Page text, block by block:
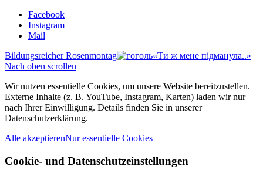
Facebook
Instagram
Mail
Bildungsreicher Rosenmontag
«Ти ж мене пiдманула..»
Nach oben scrollen
Wir nutzen essentielle Cookies, um unsere Website bereitzustellen.
Externe Inhalte (z. B. YouTube, Instagram, Karten) laden wir nur
nach Ihrer Einwilligung. Details finden Sie in unserer
Datenschutzerklärung.
Alle akzeptierenNur essentielle Cookies
Cookie- und Datenschutzeinstellungen